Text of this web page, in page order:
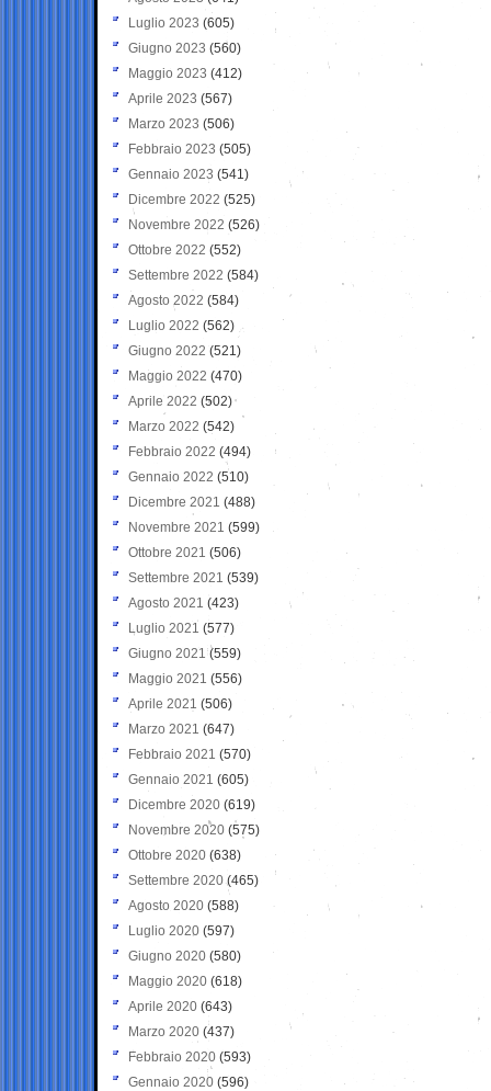
Luglio 2023 (605)
Giugno 2023 (560)
Maggio 2023 (412)
Aprile 2023 (567)
Marzo 2023 (506)
Febbraio 2023 (505)
Gennaio 2023 (541)
Dicembre 2022 (525)
Novembre 2022 (526)
Ottobre 2022 (552)
Settembre 2022 (584)
Agosto 2022 (584)
Luglio 2022 (562)
Giugno 2022 (521)
Maggio 2022 (470)
Aprile 2022 (502)
Marzo 2022 (542)
Febbraio 2022 (494)
Gennaio 2022 (510)
Dicembre 2021 (488)
Novembre 2021 (599)
Ottobre 2021 (506)
Settembre 2021 (539)
Agosto 2021 (423)
Luglio 2021 (577)
Giugno 2021(559)
Maggio 2021 (556)
Aprile 2021 (506)
Marzo 2021 (647)
Febbraio 2021 (570)
Gennaio 2021 (605)
Dicembre 2020 (619)
Novembre 2020 (575)
Ottobre 2020 (638)
Settembre 2020(465)
Agosto 2020 (588)
Luglio 2020 (597)
Giugno 2020 (580)
Maggio 2020 (618)
Aprile 2020 (643)
Marzo 2020 (437)
Febbraio 2020 (593)
Gennaio 2020 (596)